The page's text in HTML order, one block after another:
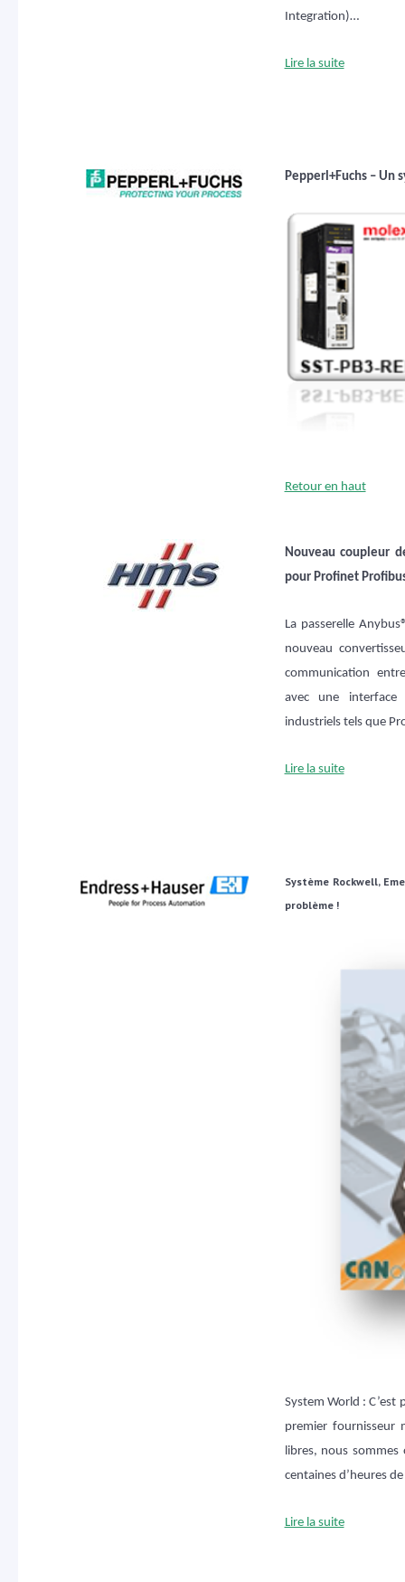
Integration)…
Lire la suite
Pepperl+Fuchs – Un
Retour en haut
Nouveau coupleur
pour Profinet
La passerelle
nouveau
communication
avec une
industriels tels que
Lire la suite
Système Rockwell,
problème !
System World : C’est
premier fournisseur
libres, nous
centaines d’heures
Lire la suite